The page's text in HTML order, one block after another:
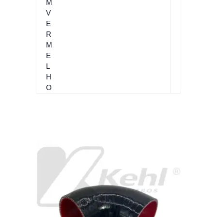
0
M
M
V
E
R
M
E
L